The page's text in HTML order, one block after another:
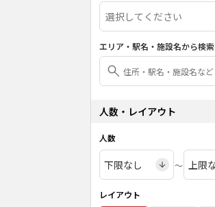
エリア・駅名・施設名から検索
人数・レイアウト
人数
〜
レイアウト